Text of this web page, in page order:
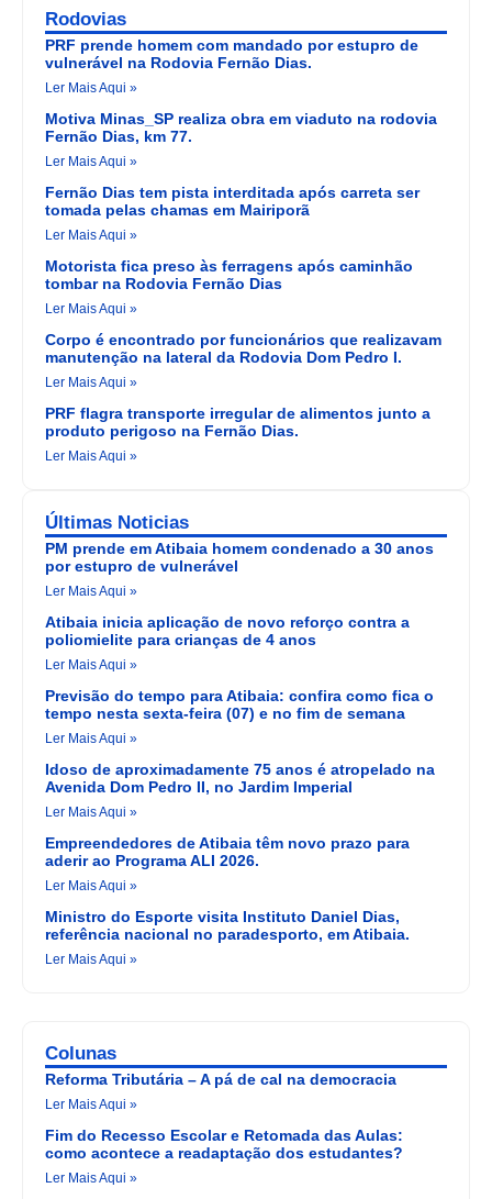
Rodovias
PRF prende homem com mandado por estupro de
vulnerável na Rodovia Fernão Dias.
Ler Mais Aqui »
Motiva Minas_SP realiza obra em viaduto na rodovia
Fernão Dias, km 77.
Ler Mais Aqui »
Fernão Dias tem pista interditada após carreta ser
tomada pelas chamas em Mairiporã
Ler Mais Aqui »
Motorista fica preso às ferragens após caminhão
tombar na Rodovia Fernão Dias
Ler Mais Aqui »
Corpo é encontrado por funcionários que realizavam
manutenção na lateral da Rodovia Dom Pedro I.
Ler Mais Aqui »
PRF flagra transporte irregular de alimentos junto a
produto perigoso na Fernão Dias.
Ler Mais Aqui »
Últimas Noticias
PM prende em Atibaia homem condenado a 30 anos
por estupro de vulnerável
Ler Mais Aqui »
Atibaia inicia aplicação de novo reforço contra a
poliomielite para crianças de 4 anos
Ler Mais Aqui »
Previsão do tempo para Atibaia: confira como fica o
tempo nesta sexta-feira (07) e no fim de semana
Ler Mais Aqui »
Idoso de aproximadamente 75 anos é atropelado na
Avenida Dom Pedro II, no Jardim Imperial
Ler Mais Aqui »
Empreendedores de Atibaia têm novo prazo para
aderir ao Programa ALI 2026.
Ler Mais Aqui »
Ministro do Esporte visita Instituto Daniel Dias,
referência nacional no paradesporto, em Atibaia.
Ler Mais Aqui »
Colunas
Reforma Tributária – A pá de cal na democracia
Ler Mais Aqui »
Fim do Recesso Escolar e Retomada das Aulas:
como acontece a readaptação dos estudantes?
Ler Mais Aqui »